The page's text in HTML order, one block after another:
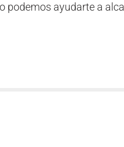
podemos ayudarte a